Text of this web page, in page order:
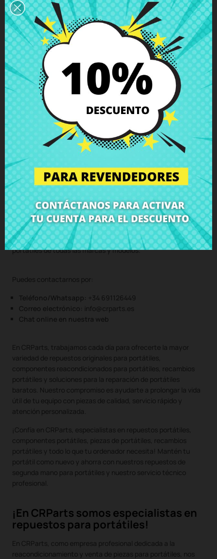
repuesto para tu portátil, nos encargamos de recoger tu
equipo, montamos el componente en nuestro taller
especializado y te devolvemos el ordenador con el repuesto
Conector SATA HDD Lenovo IdeaPad 320-15AST 320-15IAP
320-15IKB 330-15IGM 330-15IKB 520-15IKBperfectamente
instalado a tu domicilio. Así, te aseguras de que todos los
componentes portátiles sean instalados por profesionales,
manteniendo la integridad y el rendimiento de tu equipo.
Haga clic aquí para solicitar el servicio de reparación
(Servicio disponible solo en España peninsular y Baleares!)
¿No estás seguro de si este repuesto es compatible con tu
modelo de portátil? No te preocupes. Nuestro equipo de
soporte técnico está a tu disposición para resolver cualquier
duda sobre repuestos portátiles, compatibilidades o cualquier
otro aspecto relacionado con los componentes portátiles de
tu equipo. En CRParts, somos expertos en reparación de
portátiles, venta de piezas de portátiles, carcasas para
portátiles, altavoces portátiles, teclados portátiles, pantallas
portátiles, bisagras portátiles, y todo tipo de componentes de
portátiles de todas las marcas y modelos.
Puedes contactarnos por:
Teléfono/Whatsapp:
+34 691126449
Correo electrónico: info@crparts.es
Chat online en nuestra web
En CRParts, trabajamos cada día para ofrecerte la mayor
variedad de repuestos originales para portátiles,
componentes reacondicionados para portátiles, recambios
portátiles y soluciones para la reparación de portátiles
baratos. Nuestro compromiso es ayudarte a prolongar la vida
útil de tu equipo con piezas de calidad, servicio rápido y
atención personalizada.
¡Confía en CRParts, especialistas en repuestos portátiles,
componentes portátiles, piezas de portátiles, recambios
portátiles y todo lo que tu ordenador necesita! Mantén tu
portátil como nuevo y ahorra con nuestros repuestos de
segunda mano para portátiles y nuestro servicio técnico
profesional.
¡En CRParts somos especialistas en
repuestos para portátiles!
En CRParts, como empresa profesional dedicada a la
reacondicionamiento y venta de piezas para portátiles, nos